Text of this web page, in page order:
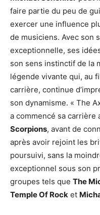
faire partie du peu de
exercer une influence
de musiciens. Avec son
exceptionnelle, ses
son sens instinctif de la
légende vivante qui, au
carrière, continue
son dynamisme. « The
a commencé sa carrière
Scorpions, avant de
après avoir rejoint les
poursuivi, sans la
exceptionnel sous son
groupes tels que The
Temple Of Rock et